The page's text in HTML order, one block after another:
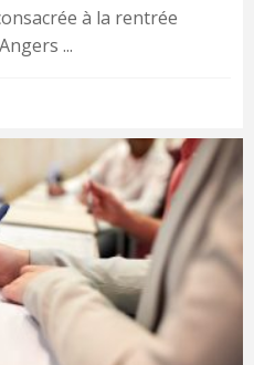
à la rentrée
...